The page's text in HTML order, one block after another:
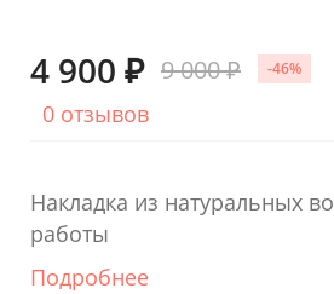
4 900 ₽ 9 000 ₽ -46%
0 отзывов
Накладка из натуральных
работы
Подробнее